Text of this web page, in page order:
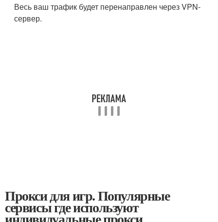
Весь ваш трафик будет перенаправлен через VPN-
сервер.
Прокси для игр. Популярные
сервисы где используют